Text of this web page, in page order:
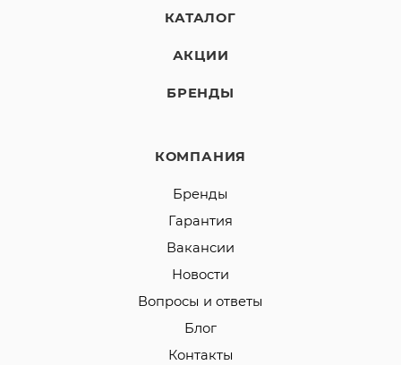
КАТАЛОГ
АКЦИИ
БРЕНДЫ
КОМПАНИЯ
Бренды
Гарантия
Вакансии
Новости
Вопросы и ответы
Блог
Контакты